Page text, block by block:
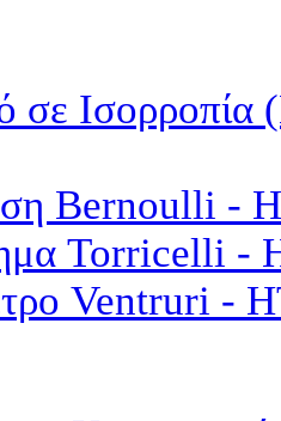
σε Ισορροπία
Bernoulli -
Torricelli -
Ventruri -